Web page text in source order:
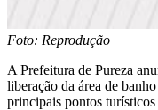
Foto: Reprodução
A Prefeitura de Pureza
liberação da área de
principais pontos